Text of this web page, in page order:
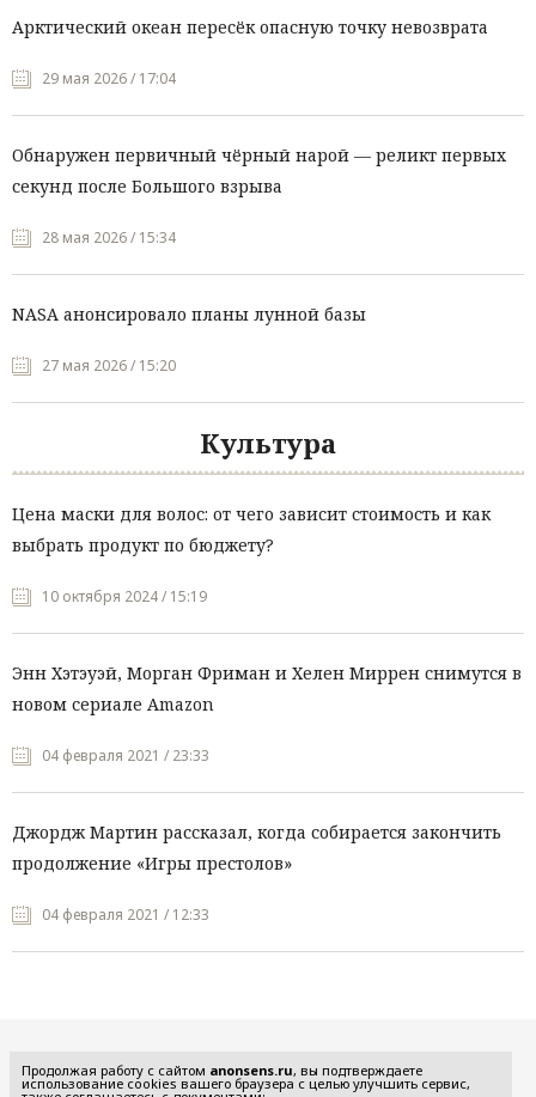
Арктический океан пересёк опасную точку невозврата
29 мая 2026 / 17:04
Обнаружен первичный чёрный нарой — реликт первых
секунд после Большого взрыва
28 мая 2026 / 15:34
NASA анонсировало планы лунной базы
27 мая 2026 / 15:20
Культура
Цена маски для волос: от чего зависит стоимость и как
выбрать продукт по бюджету?
10 октября 2024 / 15:19
Энн Хэтэуэй, Морган Фриман и Хелен Миррен снимутся в
новом сериале Amazon
04 февраля 2021 / 23:33
Джордж Мартин рассказал, когда собирается закончить
продолжение «Игры престолов»
04 февраля 2021 / 12:33
Продолжая работу с сайтом anonsens.ru, вы подтверждаете
использование cookies вашего браузера с целью улучшить сервис,